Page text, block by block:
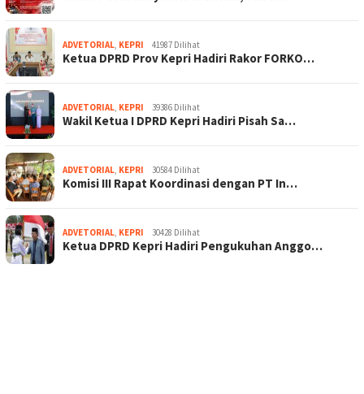
ADVETORIAL KEPRI 41987 Dilihat
Ketua DPRD Prov Kepri Hadiri Rakor FORKO…
ADVETORIAL KEPRI 39386 Dilihat
Wakil Ketua I DPRD Kepri Hadiri Pisah Sa…
ADVETORIAL KEPRI 30584 Dilihat
Komisi III Rapat Koordinasi dengan PT In…
ADVETORIAL KEPRI 30428 Dilihat
Ketua DPRD Kepri Hadiri Pengukuhan Anggo…